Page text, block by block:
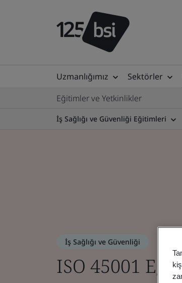
Uzmanlığımız Sektörler
Eğitimler ve Yetkinlikler
İş Sağlığı ve Güvenliği Eğitimleri
İş Sağlığı ve Güvenliği
ISO 45001